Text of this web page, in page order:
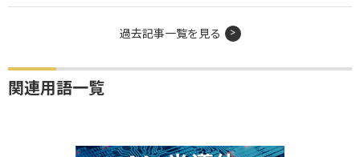
過去記事一覧を見る
関連用語一覧